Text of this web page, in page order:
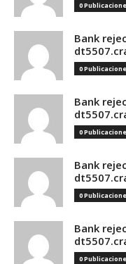
0
Bank
0
Bank
0
Bank
0
Bank
0